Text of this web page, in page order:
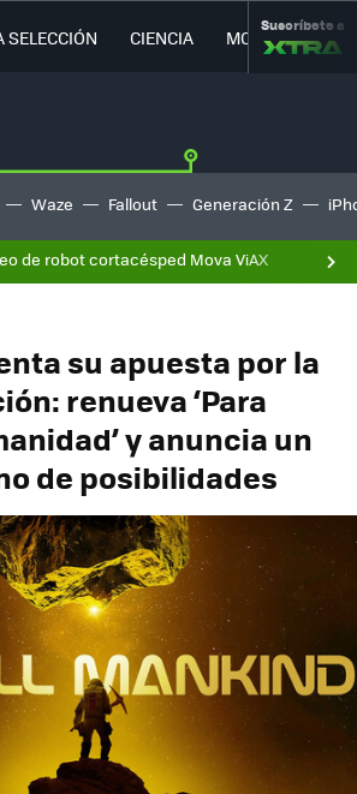
SELECCIÓN CIENCIA MOVILIDAD
Suscríbete a
Waze Fallout Generación Z
de robot cortacésped Mova ViAX
su apuesta por la
renueva ‘Para
y anuncia un
de posibilidades